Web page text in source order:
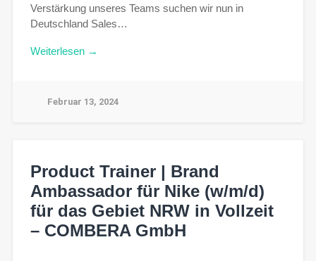
Verstärkung unseres Teams suchen wir nun in
Deutschland Sales…
Weiterlesen →
Februar 13, 2024
Product Trainer | Brand
Ambassador für Nike (w/m/d)
für das Gebiet NRW in Vollzeit
– COMBERA GmbH